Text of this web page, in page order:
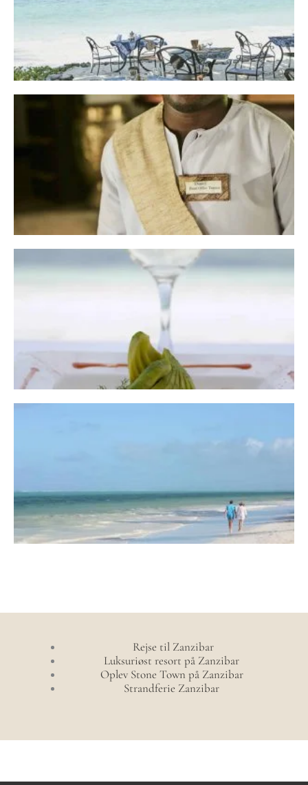
Rejse til Zanzibar
Luksuriøst resort på Zanzibar
Oplev Stone Town på Zanzibar
Strandferie Zanzibar